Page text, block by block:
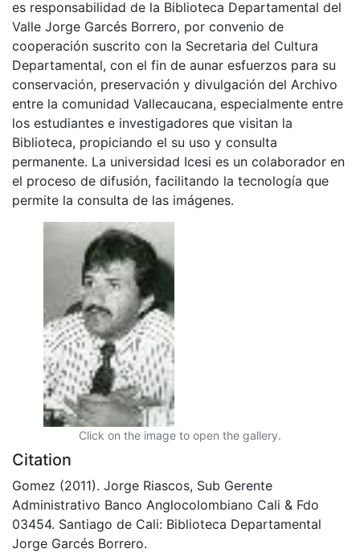
es responsabilidad de la Biblioteca Departamental del
Valle Jorge Garcés Borrero, por convenio de
cooperación suscrito con la Secretaria del Cultura
Departamental, con el fin de aunar esfuerzos para su
conservación, preservación y divulgación del Archivo
entre la comunidad Vallecaucana, especialmente entre
los estudiantes e investigadores que visitan la
Biblioteca, propiciando el su uso y consulta
permanente. La universidad Icesi es un colaborador en
el proceso de difusión, facilitando la tecnología que
permite la consulta de las imágenes.
Click on the image to open the gallery.
Citation
Gomez (2011). Jorge Riascos, Sub Gerente
Administrativo Banco Anglocolombiano Cali & Fdo
03454. Santiago de Cali: Biblioteca Departamental
Jorge Garcés Borrero.